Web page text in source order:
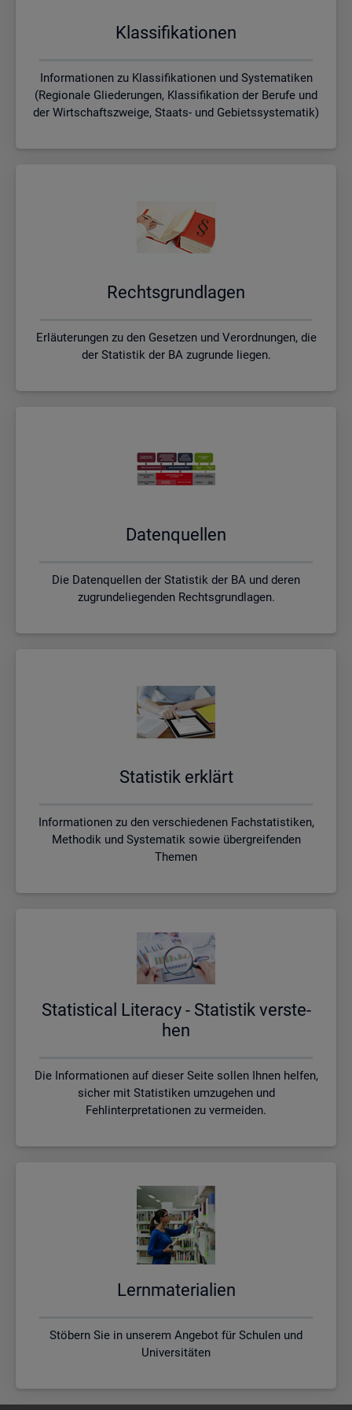
Klas­si­fi­ka­tio­nen
Informationen zu Klassifikationen und Systematiken
(Regionale Gliederungen, Klassifikation der Berufe und
der Wirtschaftszweige, Staats- und Gebietssystematik)
Rechts­grund­la­gen
Erläuterungen zu den Gesetzen und Verordnungen, die
der Statistik der BA zugrunde liegen.
Da­ten­quel­len
Die Datenquellen der Statistik der BA und deren
zugrundeliegenden Rechtsgrundlagen.
Sta­tis­tik er­klärt
Informationen zu den verschiedenen Fachstatistiken,
Methodik und Systematik sowie übergreifenden
Themen
Sta­ti­s­ti­cal Li­te­r­acy - Sta­tis­tik ver­ste­
hen
Die Informationen auf dieser Seite sollen Ihnen helfen,
sicher mit Statistiken umzugehen und
Fehlinterpretationen zu vermeiden.
Lern­ma­te­ria­li­en
Stöbern Sie in unserem Angebot für Schulen und
Universitäten